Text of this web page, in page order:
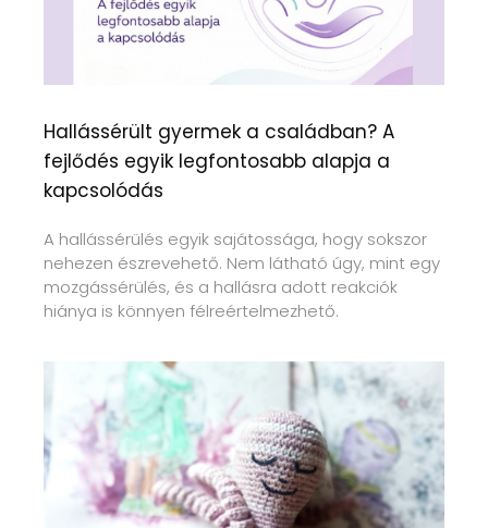
Hallássérült gyermek a családban? A
fejlődés egyik legfontosabb alapja a
kapcsolódás
A hallássérülés egyik sajátossága, hogy sokszor
nehezen észrevehető. Nem látható úgy, mint egy
mozgássérülés, és a hallásra adott reakciók
hiánya is könnyen félreértelmezhető.